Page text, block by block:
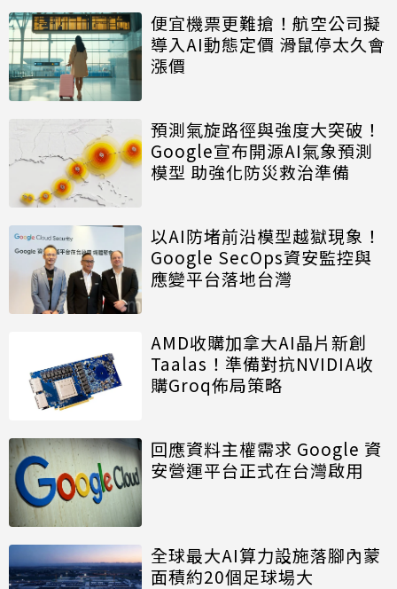
便宜機票更難搶！航空公司擬
導入AI動態定價 滑鼠停太久會
漲價
預測氣旋路徑與強度大突破！
Google宣布開源AI氣象預測
模型 助強化防災救治準備
以AI防堵前沿模型越獄現象！
Google SecOps資安監控與
應變平台落地台灣
AMD收購加拿大AI晶片新創
Taalas！準備對抗NVIDIA收
購Groq佈局策略
回應資料主權需求 Google 資
安營運平台正式在台灣啟用
全球最大AI算力設施落腳內蒙
面積約20個足球場大